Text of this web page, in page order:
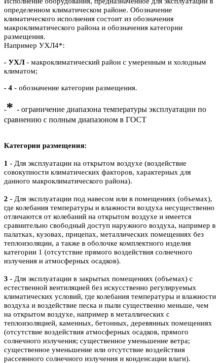
определенном климатическом районе. Обозначение
климатического исполнения состоит из обозначения
макроклиматического района и обозначения категории
размещения.
Например УХЛ4*:
- УХЛ - макроклиматический район с умеренным и холодным
климатом;
- 4 - обозначение категории размещения.
-* - ограничение диапазона температуры эксплуатации по
сравнению с полным диапазоном в ГОСТ
Категории размещения:
1 - Для эксплуатации на открытом воздухе (воздействие
совокупности климатических факторов, характерных для
данного макроклиматического района).
2 - Для эксплуатации под навесом или в помещениях (объемах),
где колебания температуры и влажности воздуха несущественно
отличаются от колебаний на открытом воздухе и имеется
сравнительно свободный доступ наружного воздуха, например в
палатках, кузовах, прицепах, металлических помещениях без
теплоизоляции, а также в оболочке комплектного изделия
категории 1 (отсутствие прямого воздействия солнечного
излучения и атмосферных осадков).
3 - Для эксплуатации в закрытых помещениях (объемах) с
естественной вентиляцией без искусственно регулируемых
климатических условий, где колебания температуры и влажности
воздуха и воздействие песка и пыли существенно меньше, чем
на открытом воздухе, например в металлических с
теплоизоляцией, каменных, бетонных, деревянных помещениях
(отсутствие воздействия атмосферных осадков, прямого
солнечного излучения; существенное уменьшение ветра;
существенное уменьшение или отсутствие воздействия
рассеянного солнечного излучения и конденсации влаги).